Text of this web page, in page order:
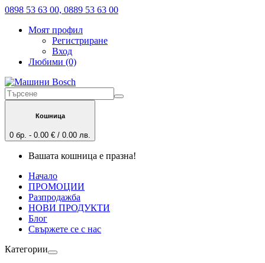
0898 53 63 00, 0889 53 63 00
Моят профил
Регистриране
Вход
Любими (0)
Кошница
0 бр. - 0.00 € / 0.00 лв.
Вашата кошница е празна!
Начало
ПРОМОЦИИ
Разпродажба
НОВИ ПРОДУКТИ
Блог
Свържете се с нас
Категории